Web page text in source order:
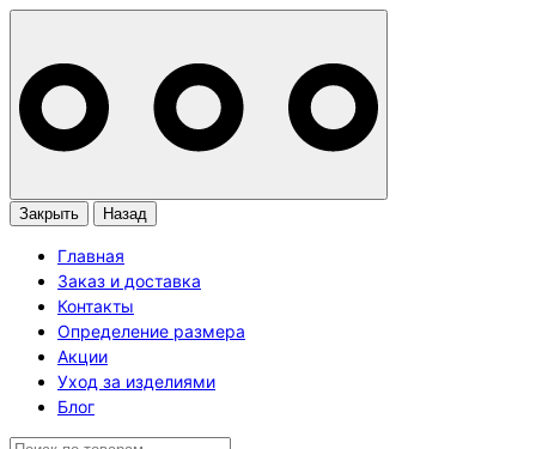
Закрыть Назад
Главная
Заказ и доставка
Контакты
Определение размера
Акции
Уход за изделиями
Блог